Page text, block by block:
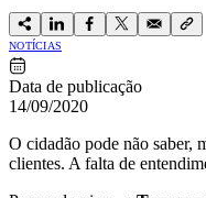
NOTÍCIAS
Data de publicação
14/09/2020
O cidadão pode não saber,
clientes. A falta de